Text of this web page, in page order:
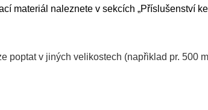
materiál naleznete v sekcích „Příslušenství
poptat v jiných velikostech (napřiklad pr. 500